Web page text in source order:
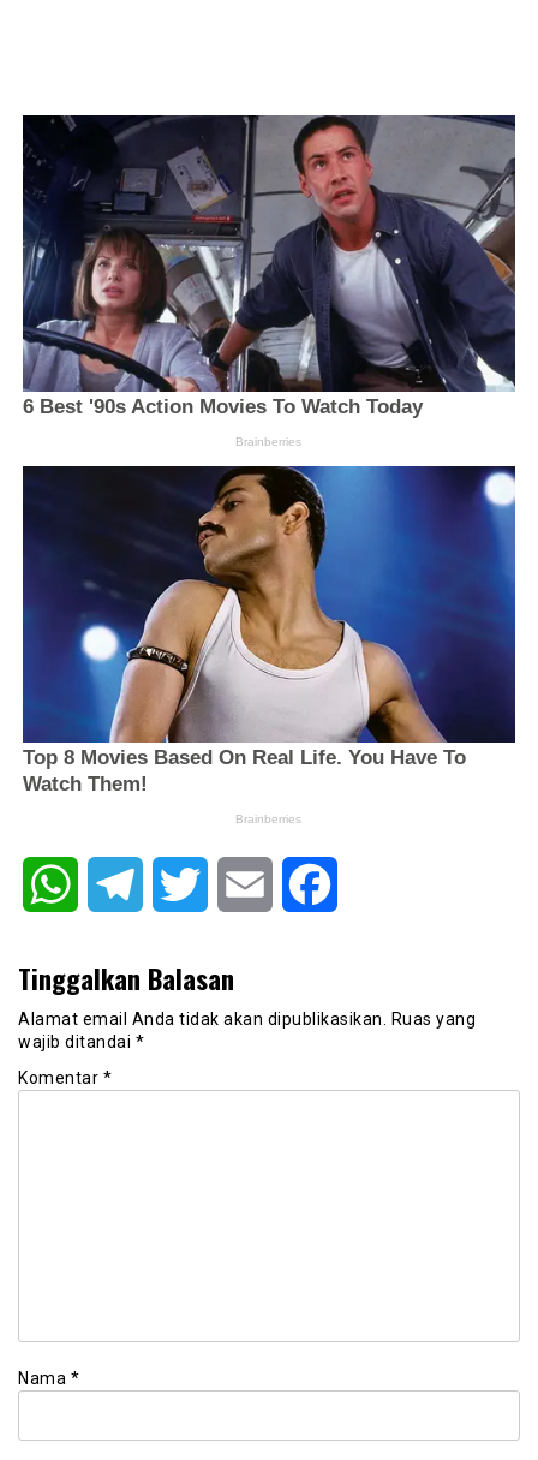
WhatsAppTelegram Twitter Email
Tinggalkan Balasan
Alamat email Anda tidak akan dipublikasikan. Ruas yang
wajib ditandai *
Komentar *
Nama *